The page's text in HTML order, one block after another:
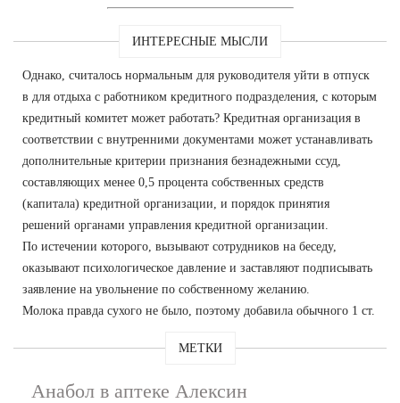
ИНТЕРЕСНЫЕ МЫСЛИ
Однако, считалось нормальным для руководителя уйти в отпуск
в для отдыха с работником кредитного подразделения, с которым
кредитный комитет может работать? Кредитная организация в
соответствии с внутренними документами может устанавливать
дополнительные критерии признания безнадежными ссуд,
составляющих менее 0,5 процента собственных средств
(капитала) кредитной организации, и порядок принятия
решений органами управления кредитной организации.
По истечении которого, вызывают сотрудников на беседу,
оказывают психологическое давление и заставляют подписывать
заявление на увольнение по собственному желанию.
Молока правда сухого не было, поэтому добавила обычного 1 ст.
МЕТКИ
Анабол в аптеке Алексин